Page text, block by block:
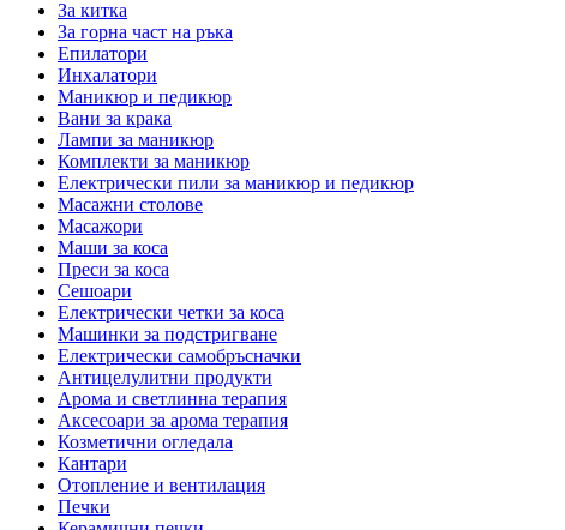
За китка
За горна част на ръка
Епилатори
Инхалатори
Маникюр и педикюр
Вани за крака
Лампи за маникюр
Комплекти за маникюр
Електрически пили за маникюр и педикюр
Масажни столове
Масажори
Маши за коса
Преси за коса
Сешоари
Електрически четки за коса
Машинки за подстригване
Електрически самобръсначки
Антицелулитни продукти
Арома и светлинна терапия
Аксесоари за арома терапия
Козметични огледала
Кантари
Отопление и вентилация
Печки